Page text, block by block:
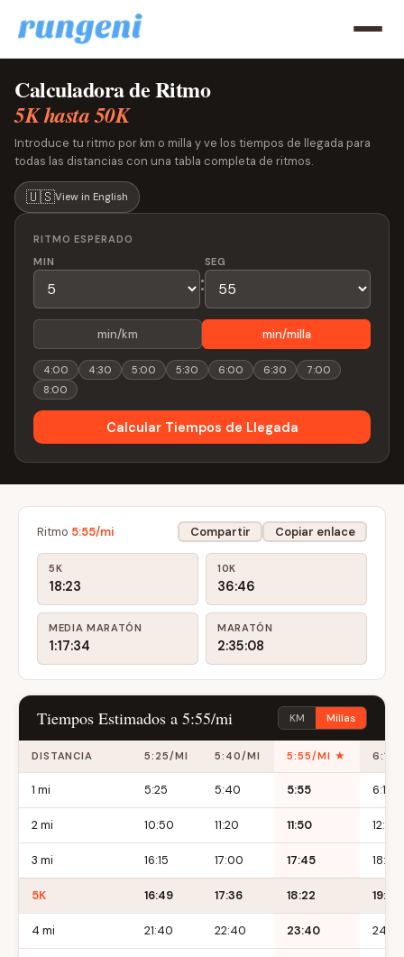
Calculadora de Ritmo
5K hasta 50K
Introduce tu ritmo por km o milla y ve los tiempos de llegada para
todas las distancias con una tabla completa de ritmos.
🇺🇸View in English
RITMO ESPERADO
MIN
:
SEG
min/km min/milla
4:00 4:30 5:00 5:30 6:00 6:30
7:00
8:00
Calcular Tiempos de Llegada
Ritmo 5:55/mi Compartir Copiar enlace
5K
18:23
10K
36:46
MEDIA MARATÓN
1:17:34
MARATÓN
2:35:08
Tiempos Estimados a 5:55/mi KM Millas
DISTANCIA 5:25/MI 5:40/MI 5:55/MI ★ 6:10/
1 mi 5:25 5:40 5:55 6:10
2 mi 10:50 11:20 11:50 12:20
3 mi 16:15 17:00 17:45 18:30
5K 16:49 17:36 18:22 19:09
4 mi 21:40 22:40 23:40